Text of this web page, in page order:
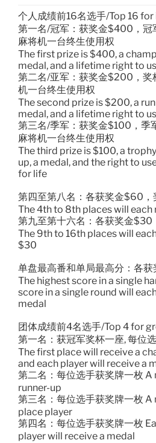
个人成绩前16名选手/Top 16
第一名/冠军：获奖金$400，冠
麻将机一台终生使用权
The first prize is $400, a
medal, and a lifetime right to
第二名/亚军：获奖金$200，奖
机一台终生使用权
The second prize is $200, a
medal, and a lifetime right to
第三名/季军：获奖金$100，季
麻将机一台终生使用权
The third prize is $100, a
up, a medal, and the right to
for life
第四至第八名：各获奖金$60，
The 4th to 8th places will
第九至第十六名：各获奖金$30
The 9th to 16th places will
$30
单盘最高番和单局最高分：各
The highest score in a single
score in a single round will
medal
团体成绩前4名选手/Top 4 for
第一名：获冠军奖杯一座, 每位
The first place will receive a
and each player will receive a
第二名：每位选手获奖牌一枚
runner-up
第三名：每位选手获奖牌一枚
place player
第四名：每位选手获奖牌一枚
player will receive a medal